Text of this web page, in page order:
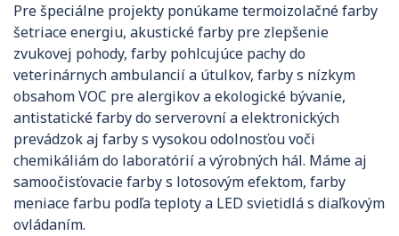
Pre špeciálne projekty ponúkame termoizolačné farby
šetriace energiu, akustické farby pre zlepšenie
zvukovej pohody, farby pohlcujúce pachy do
veterinárnych ambulancií a útulkov, farby s nízkym
obsahom VOC pre alergikov a ekologické bývanie,
antistatické farby do serverovní a elektronických
prevádzok aj farby s vysokou odolnosťou voči
chemikáliám do laboratórií a výrobných hál. Máme aj
samoočisťovacie farby s lotosovým efektom, farby
meniace farbu podľa teploty a LED svietidlá s diaľkovým
ovládaním.